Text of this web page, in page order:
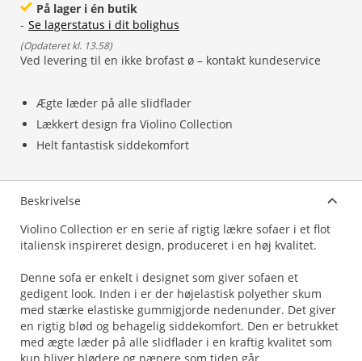
Ægte læder på alle slidflader
Lækkert design fra Violino Collection
Helt fantastisk siddekomfort
På lager i én butik
- Se lagerstatus i dit bolighus
(Opdateret kl. 13.58)
Ved levering til en ikke brofast ø – kontakt kundeservice
Beskrivelse
Violino Collection er en serie af rigtig lækre sofaer i et flot
italiensk inspireret design, produceret i en høj kvalitet.
Denne sofa er enkelt i designet som giver sofaen et
gedigent look. Inden i er der højelastisk polyether skum
med stærke elastiske gummigjorde nedenunder. Det giver
en rigtig blød og behagelig siddekomfort. Den er betrukket
med ægte læder på alle slidflader i en kraftig kvalitet som